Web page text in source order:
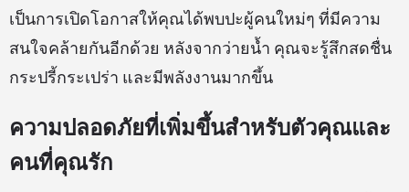
เป็นการเปิดโอกาสให้คุณได้พบปะผู้คนใหม่ๆ ที่มีความ
สนใจคล้ายกันอีกด้วย หลังจากว่ายน้ำ คุณจะรู้สึกสดชื่น
กระปรี้กระเปร่า และมีพลังงานมากขึ้น
ความปลอดภัยที่เพิ่มขึ้นสำหรับตัวคุณและ
คนที่คุณรัก